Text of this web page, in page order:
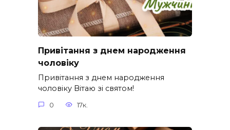
Привітання з днем народження
чоловіку
Привітання з днем народження
чоловіку Вітаю зі святом!
0 17к.